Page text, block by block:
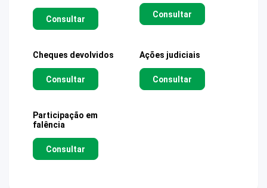
Consultar Consultar
Cheques devolvidos
Consultar
Ações judiciais
Consultar
Participação em
falência
Consultar